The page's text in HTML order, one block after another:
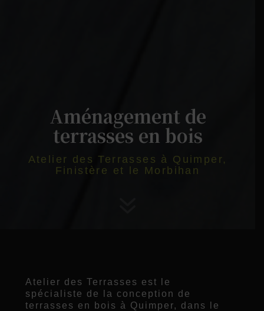
Aménagement de
terrasses en bois
Atelier des Terrasses à Quimper,
Finistère et le Morbihan
Atelier des Terrasses est le
spécialiste de la conception de
terrasses en bois à Quimper, dans le